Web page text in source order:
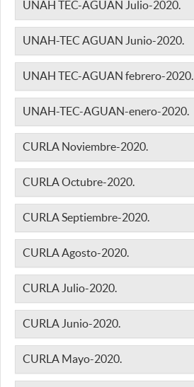
UNAH TEC-AGUAN Julio-2020.
UNAH-TEC AGUAN Junio-2020.
UNAH TEC-AGUAN febrero-2020.
UNAH-TEC-AGUAN-enero-2020.
CURLA Noviembre-2020.
CURLA Octubre-2020.
CURLA Septiembre-2020.
CURLA Agosto-2020.
CURLA Julio-2020.
CURLA Junio-2020.
CURLA Mayo-2020.